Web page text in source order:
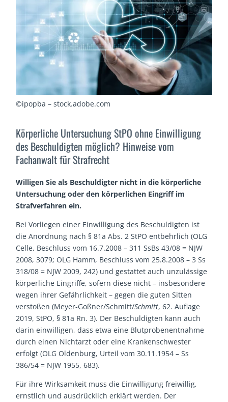
©ipopba – stock.adobe.com
Körperliche Untersuchung StPO ohne Einwilligung
des Beschuldigten möglich? Hinweise vom
Fachanwalt für Strafrecht
Willigen Sie als Beschuldigter nicht in die körperliche
Untersuchung oder den körperlichen Eingriff im
Strafverfahren ein.
Bei Vorliegen einer Einwilligung des Beschuldigten ist
die Anordnung nach § 81a Abs. 2 StPO entbehrlich (OLG
Celle, Beschluss vom 16.7.2008 – 311 SsBs 43/08 = NJW
2008, 3079; OLG Hamm, Beschluss vom 25.8.2008 – 3 Ss
318/08 = NJW 2009, 242) und gestattet auch unzulässige
körperliche Eingriffe, sofern diese nicht – insbesondere
wegen ihrer Gefährlichkeit – gegen die guten Sitten
verstoßen (Meyer-Goßner/Schmitt/Schmitt, 62. Auflage
2019, StPO, § 81a Rn. 3). Der Beschuldigten kann auch
darin einwilligen, dass etwa eine Blutprobenentnahme
durch einen Nichtarzt oder eine Krankenschwester
erfolgt (OLG Oldenburg, Urteil vom 30.11.1954 – Ss
386/54 = NJW 1955, 683).
Für ihre Wirksamkeit muss die Einwilligung freiwillig,
ernstlich und ausdrücklich erklärt werden. Der